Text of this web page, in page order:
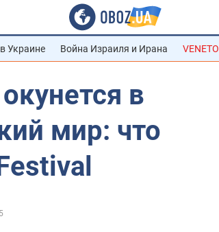
Украине Война Израиля и Ирана VENETO
в
мир: что